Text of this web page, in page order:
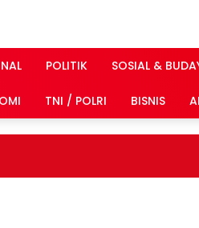
POLITIK SOSIAL &
TNI / POLRI BISNIS